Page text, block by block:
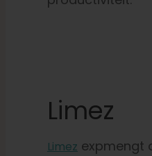
Limez
Limez expmengt